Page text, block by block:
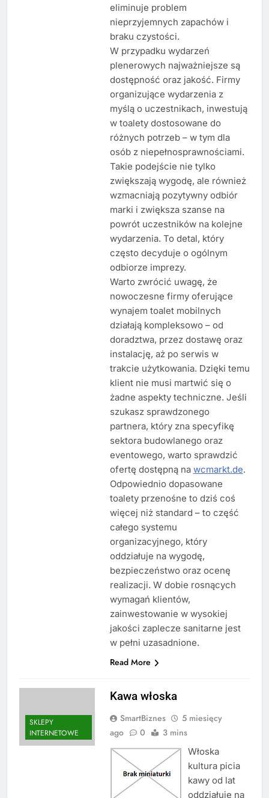
eliminuje problem
nieprzyjemnych zapachów i
braku czystości.
W przypadku wydarzeń
plenerowych najważniejsze są
dostępność oraz jakość. Firmy
organizujące wydarzenia z
myślą o uczestnikach, inwestują
w toalety dostosowane do
różnych potrzeb – w tym dla
osób z niepełnosprawnościami.
Takie podejście nie tylko
zwiększają wygodę, ale również
wzmacniają pozytywny odbiór
marki i zwiększa szanse na
powrót uczestników na kolejne
wydarzenia. To detal, który
często decyduje o ogólnym
odbiorze imprezy.
Warto zwrócić uwagę, że
nowoczesne firmy oferujące
wynajem toalet mobilnych
działają kompleksowo – od
doradztwa, przez dostawę oraz
instalację, aż po serwis w
trakcie użytkowania. Dzięki temu
klient nie musi martwić się o
żadne aspekty techniczne. Jeśli
szukasz sprawdzonego
partnera, który zna specyfikę
sektora budowlanego oraz
eventowego, warto sprawdzić
ofertę dostępną na wcmarkt.de.
Odpowiednio dopasowane
toalety przenośne to dziś coś
więcej niż standard – to część
całego systemu
organizacyjnego, który
oddziałuje na wygodę,
bezpieczeństwo oraz ocenę
realizacji. W dobie rosnących
wymagań klientów,
zainwestowanie w wysokiej
jakości zaplecze sanitarne jest
w pełni uzasadnione.
Read More
SKLEPY
INTERNETOWE
Kawa włoska
SmartBiznes
5 miesięcy
ago
0 3 mins
Włoska
kultura picia
kawy od lat
oddziałuje na